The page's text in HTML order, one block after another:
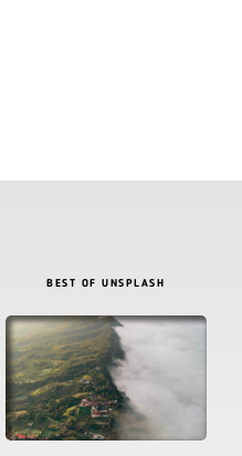
BEST OF UNSPLASH